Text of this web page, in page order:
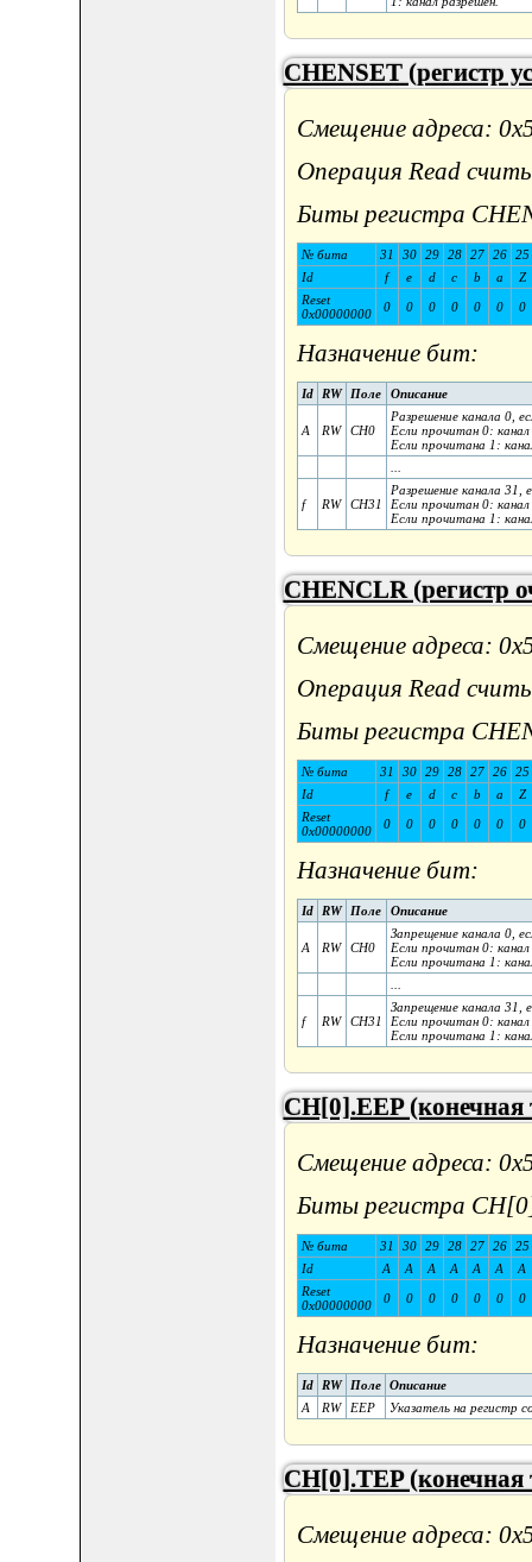
CHENSET (регистр
Смещение адреса:
Операция Read
Биты регистра
№ бита 31 30 29 28 27 26
25
Id
f e d c b a
Z
Reset
0x00000000
0 0 0 0 0 0 0
Назначение бит:
Id RW Поле Описание
A RW CH0
Разрешение канала 0,
Если прочитан 0: канал
Если прочитана 1:
f RW CH31
Разрешение канала 31,
Если прочитан 0: канал
Если прочитана 1:
CHENCLR (регистр
Смещение адреса:
Операция Read
Биты регистра
№ бита 31 30 29 28 27 26
25
Id
f e d c b a
Z
Reset
0x00000000
0 0 0 0 0 0 0
Назначение бит:
Id RW Поле Описание
A RW CH0
Запрещение канала 0,
Если прочитан 0: канал
Если прочитана 1:
f RW CH31
Запрещение канала 31,
Если прочитан 0: канал
Если прочитана 1:
CH[0].EEP (конечная
Смещение адреса:
Биты регистра
№ бита 31 30 29 28 27 26
25
Id
A A A A A A
A
Reset
0x00000000
0 0 0 0 0 0 0
Назначение бит:
Id RW Поле
Описание
A
RW EEP Указатель на регистр
CH[0].TEP (конечная
Смещение адреса: